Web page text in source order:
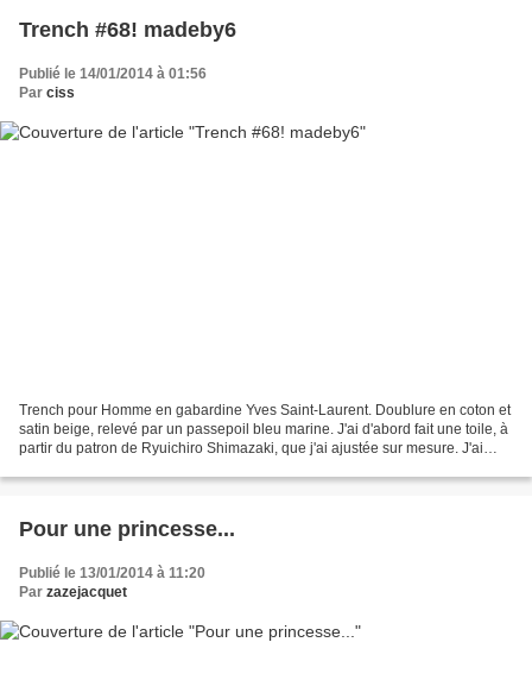
Trench #68! madeby6
Publié le 14/01/2014 à 01:56
Par ciss
Trench pour Homme en gabardine Yves Saint-Laurent. Doublure en coton et
satin beige, relevé par un passepoil bleu marine. J'ai d'abord fait une toile, à
partir du patron de Ryuichiro Shimazaki, que j'ai ajustée sur mesure. J'ai
Pour une princesse...
Publié le 13/01/2014 à 11:20
Par zazejacquet